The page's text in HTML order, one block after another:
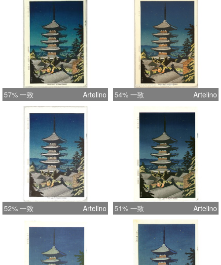
57% 一致 Artelino 54% 一致 Artelino
52% 一致 Artelino 51% 一致 Artelino